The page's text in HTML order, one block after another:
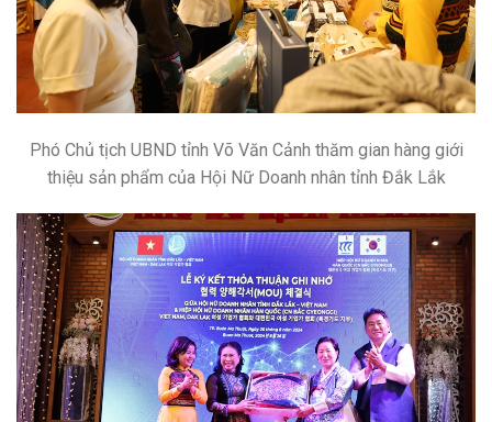
Phó Chủ tịch UBND tỉnh Võ Văn Cảnh thăm gian hàng giới
thiệu sản phẩm của Hội Nữ Doanh nhân tỉnh Đắk Lắk